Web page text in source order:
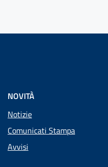
NOVITÀ
Notizie
Comunicati Stampa
Avvisi